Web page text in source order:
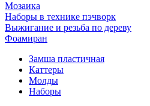
Мозаика
Наборы в технике пэчворк
Выжигание и резьба по дереву
Фоамиран
Замша пластичная
Каттеры
Молды
Наборы